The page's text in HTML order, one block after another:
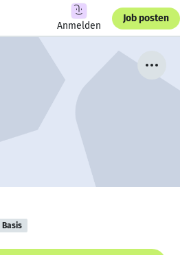
Anmelden
Job posten
Basis